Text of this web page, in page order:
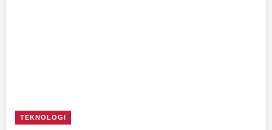
TEKNOLOGI